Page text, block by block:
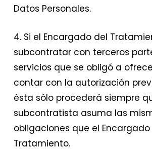
Datos Personales.
4. Si el Encargado del
subcontratar con terceros
servicios que se obligó a
contar con la autorización
ésta sólo procederá siempre
subcontratista asuma las
obligaciones que el Encargado
Tratamiento.